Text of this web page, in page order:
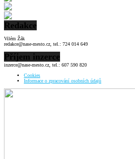
Redakce
Vilém Žák
redakce@nase-mesto.cz, tel.: 724 014 649
Příjem inzerce
inzerce@nase-mesto.cz, tel.: 607 590 820
Cookies
Informace o zpracování osobních údajů